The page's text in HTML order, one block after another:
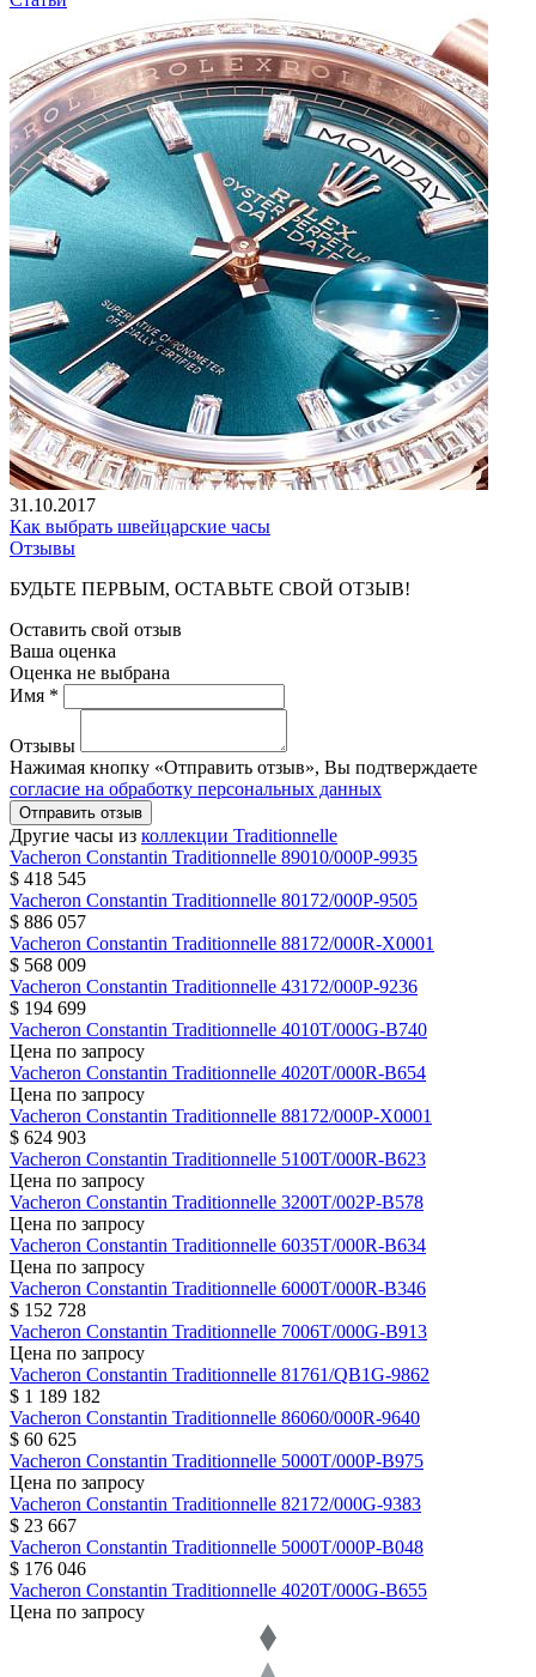
31.10.2017
Как выбрать швейцарские часы
Отзывы
БУДЬТЕ ПЕРВЫМ, ОСТАВЬТЕ СВОЙ ОТЗЫВ!
Оставить свой отзыв
Ваша оценка
Оценка не выбрана
Имя *
Отзывы
Нажимая кнопку «Отправить отзыв», Вы подтверждаете
согласие на обработку персональных данных
Отправить отзыв
Другие часы из коллекции Traditionnelle
Vacheron Constantin Traditionnelle 89010/000P-9935
$ 418 545
Vacheron Constantin Traditionnelle 80172/000P-9505
$ 886 057
Vacheron Constantin Traditionnelle 88172/000R-X0001
$ 568 009
Vacheron Constantin Traditionnelle 43172/000P-9236
$ 194 699
Vacheron Constantin Traditionnelle 4010T/000G-B740
Цена по запросу
Vacheron Constantin Traditionnelle 4020T/000R-B654
Цена по запросу
Vacheron Constantin Traditionnelle 88172/000P-X0001
$ 624 903
Vacheron Constantin Traditionnelle 5100T/000R-B623
Цена по запросу
Vacheron Constantin Traditionnelle 3200T/002P-B578
Цена по запросу
Vacheron Constantin Traditionnelle 6035T/000R-B634
Цена по запросу
Vacheron Constantin Traditionnelle 6000T/000R-B346
$ 152 728
Vacheron Constantin Traditionnelle 7006T/000G-B913
Цена по запросу
Vacheron Constantin Traditionnelle 81761/QB1G-9862
$ 1 189 182
Vacheron Constantin Traditionnelle 86060/000R-9640
$ 60 625
Vacheron Constantin Traditionnelle 5000T/000P-B975
Цена по запросу
Vacheron Constantin Traditionnelle 82172/000G-9383
$ 23 667
Vacheron Constantin Traditionnelle 5000T/000P-B048
$ 176 046
Vacheron Constantin Traditionnelle 4020T/000G-B655
Цена по запросу